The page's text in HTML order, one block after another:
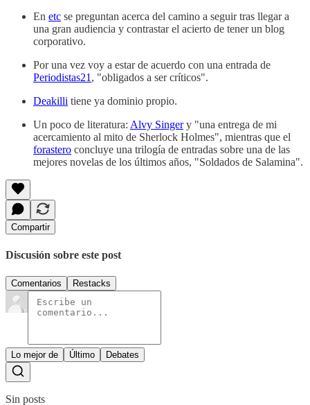
En etc se preguntan acerca del camino a seguir tras llegar a
una gran audiencia y contrastar el acierto de tener un blog
corporativo.
Por una vez voy a estar de acuerdo con una entrada de
Periodistas21 , "obligados a ser críticos".
Deakilli tiene ya dominio propio.
Un poco de literatura: Alvy Singery "una entrega de mi
acercamiento al mito de Sherlock Holmes", mientras que el
forastero concluye una trilogía de entradas sobre una de las
mejores novelas de los últimos años, "Soldados de Salamina".
Compartir
Discusión sobre este post
Comentarios Restacks
Lo mejor de Último Debates
Sin posts